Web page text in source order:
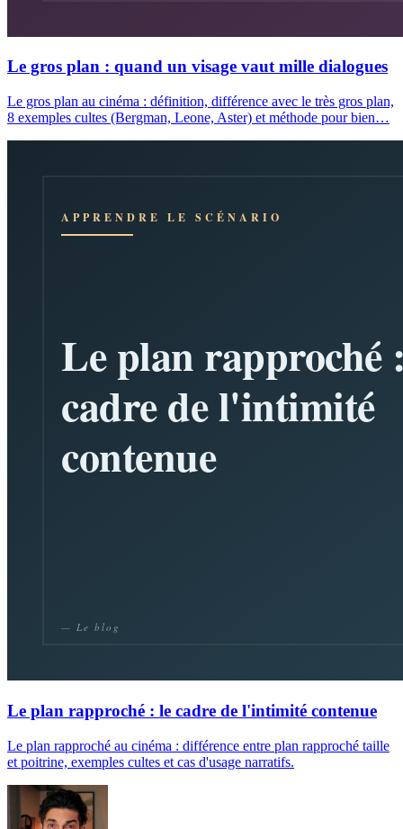
Le gros plan : quand un visage vaut mille dialogues
Le gros plan au cinéma : définition, différence avec le très gros plan,
8 exemples cultes (Bergman, Leone, Aster) et méthode pour bien…
Le plan rapproché : le cadre de l'intimité contenue
Le plan rapproché au cinéma : différence entre plan rapproché taille
et poitrine, exemples cultes et cas d'usage narratifs.